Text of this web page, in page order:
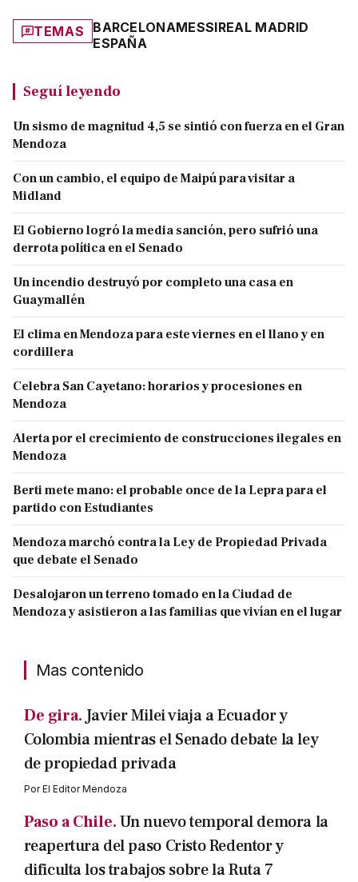
TEMAS BARCELONAMESSIREAL MADRID
ESPAÑA
Seguí leyendo
Un sismo de magnitud 4,5 se sintió con fuerza en el Gran
Mendoza
Con un cambio, el equipo de Maipú para visitar a
Midland
El Gobierno logró la media sanción, pero sufrió una
derrota política en el Senado
Un incendio destruyó por completo una casa en
Guaymallén
El clima en Mendoza para este viernes en el llano y en
cordillera
Celebra San Cayetano: horarios y procesiones en
Mendoza
Alerta por el crecimiento de construcciones ilegales en
Mendoza
Berti mete mano: el probable once de la Lepra para el
partido con Estudiantes
Mendoza marchó contra la Ley de Propiedad Privada
que debate el Senado
Desalojaron un terreno tomado en la Ciudad de
Mendoza y asistieron a las familias que vivían en el lugar
Mas contenido
De gira. Javier Milei viaja a Ecuador y
Colombia mientras el Senado debate la ley
de propiedad privada
PorEl Editor Mendoza
Paso a Chile.Un nuevo temporal demora la
reapertura del paso Cristo Redentor y
dificulta los trabajos sobre la Ruta 7